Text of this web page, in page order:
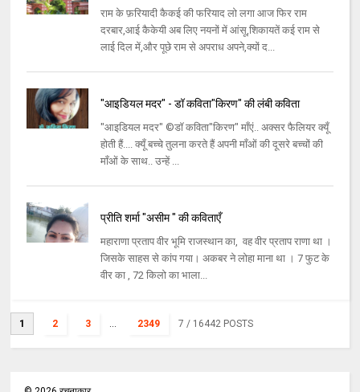
राम के फ़रियादी कैकई की फरियाद लो लगा आज फिर राम
दरबार,आई कैकेयी अब लिए नयनों में आंसू,शिकायतें कई राम से
लाई दिल में,और पूछे राम से अपराध अपने,क्यों द...
"आइडियल मदर" - डॉ कविता"किरण" की लंबी कविता
"आइडियल मदर" ©डॉ कविता"किरण" माँएं.. अक्सर फैलियर क्यूँ
होती हैं.... क्यूँ बच्चे तुलना करते हैं अपनी माँओं की दूसरे बच्चों की
माँओं के साथ.. उन्हें ...
प्रीति शर्मा "असीम " की कविताएँ
महाराणा प्रताप वीर भूमि राजस्थान का, वह वीर प्रताप राणा था ।
जिसके साहस से कांप गया। अकबर ने लोहा माना था । 7 फुट के
वीर का , 72 किलो का भाला...
1 2 3 ... 2349 7 / 16442 POSTS